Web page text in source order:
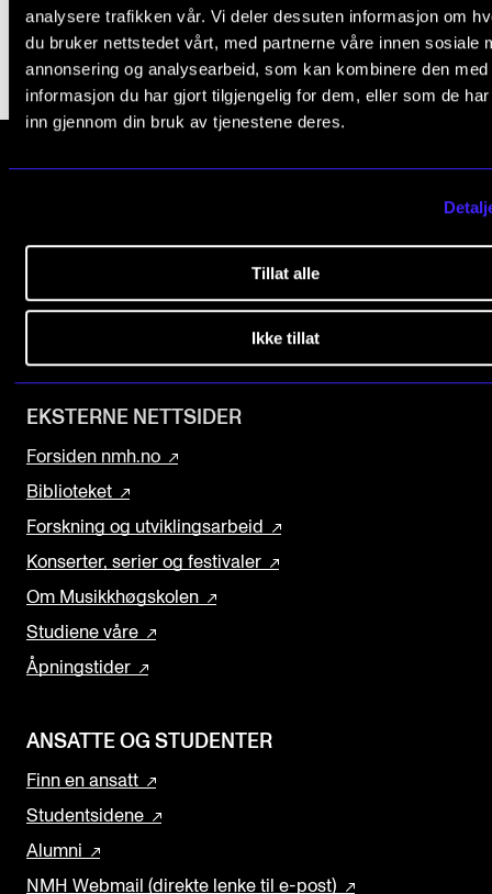
analysere trafikken vår. Vi deler dessuten informasjon om
du bruker nettstedet vårt, med partnerne våre innen sosiale
annonsering og analysearbeid, som kan kombinere den med
informasjon du har gjort tilgjengelig for dem, eller som de
inn gjennom din bruk av tjenestene deres.
Tillat alle
Ikke tillat
Låne utstyr – lyd, lys og video
Konsertopptak
Utvalg og komitéer
+47 23 36 70 00
EKSTERNE NETTSIDER
Forsiden nmh.no
Biblioteket
Forskning og utviklingsarbeid
Konserter, serier og festivaler
Om Musikkhøgskolen
Studiene våre
Åpningstider
ANSATTE OG STUDENTER
Finn en ansatt
Studentsidene
Alumni
NMH Webmail (direkte lenke til e-post)